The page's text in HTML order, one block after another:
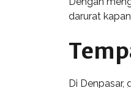
darurat
Di